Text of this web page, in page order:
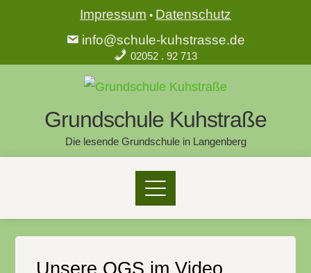
Impressum • Datenschutz
info@schule-kuhstrasse.de
02052 . 92 713
Grundschule Kuhstraße
Die lesende Grundschule in Langenberg